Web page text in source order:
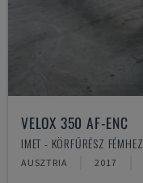
VELOX 350 AF-ENC
IMET - KÖRFŰRÉSZ FÉMHEZ
AUSZTRIA 2017